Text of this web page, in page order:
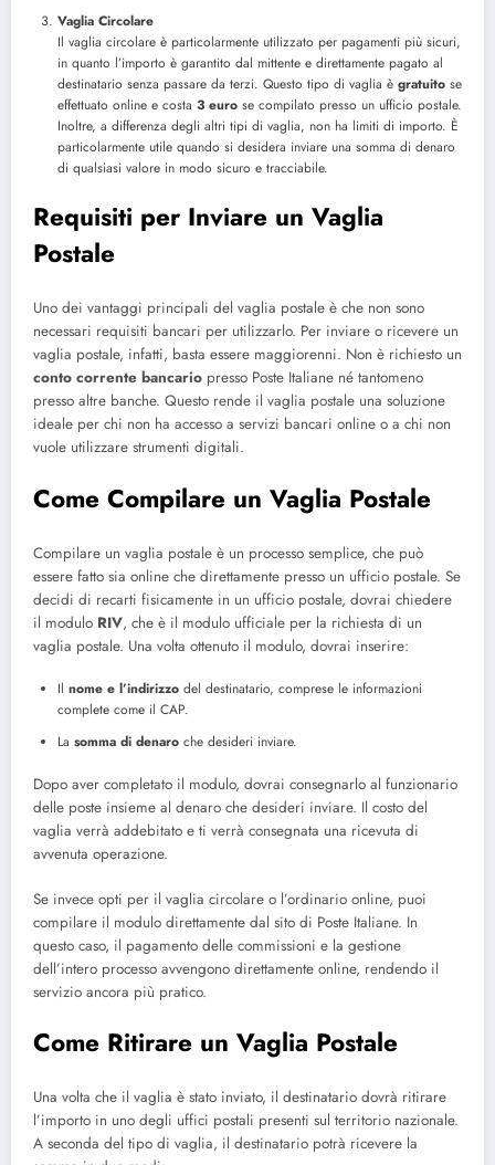
Vaglia Circolare
Il vaglia circolare è particolarmente utilizzato per pagamenti più sicuri,
in quanto l’importo è garantito dal mittente e direttamente pagato al
destinatario senza passare da terzi. Questo tipo di vaglia è gratuito se
effettuato online e costa 3 euro se compilato presso un ufficio postale.
Inoltre, a differenza degli altri tipi di vaglia, non ha limiti di importo. È
particolarmente utile quando si desidera inviare una somma di denaro
di qualsiasi valore in modo sicuro e tracciabile.
Requisiti per Inviare un Vaglia
Postale
Uno dei vantaggi principali del vaglia postale è che non sono
necessari requisiti bancari per utilizzarlo. Per inviare o ricevere un
vaglia postale, infatti, basta essere maggiorenni. Non è richiesto un
conto corrente bancario presso Poste Italiane né tantomeno
presso altre banche. Questo rende il vaglia postale una soluzione
ideale per chi non ha accesso a servizi bancari online o a chi non
vuole utilizzare strumenti digitali.
Come Compilare un Vaglia Postale
Compilare un vaglia postale è un processo semplice, che può
essere fatto sia online che direttamente presso un ufficio postale. Se
decidi di recarti fisicamente in un ufficio postale, dovrai chiedere
il modulo RIV, che è il modulo ufficiale per la richiesta di un
vaglia postale. Una volta ottenuto il modulo, dovrai inserire:
Il nome e l’indirizzo del destinatario, comprese le informazioni
complete come il CAP.
La somma di denaro che desideri inviare.
Dopo aver completato il modulo, dovrai consegnarlo al funzionario
delle poste insieme al denaro che desideri inviare. Il costo del
vaglia verrà addebitato e ti verrà consegnata una ricevuta di
avvenuta operazione.
Se invece opti per il vaglia circolare o l’ordinario online, puoi
compilare il modulo direttamente dal sito di Poste Italiane. In
questo caso, il pagamento delle commissioni e la gestione
dell’intero processo avvengono direttamente online, rendendo il
servizio ancora più pratico.
Come Ritirare un Vaglia Postale
Una volta che il vaglia è stato inviato, il destinatario dovrà ritirare
l’importo in uno degli uffici postali presenti sul territorio nazionale.
A seconda del tipo di vaglia, il destinatario potrà ricevere la